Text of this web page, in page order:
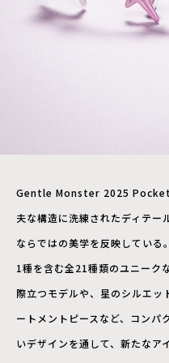
Gentle Monster 2025 Pocket
夫な構造に洗練されたディテ
ならではの美学を反映してい
1種を含む全21種類のユニーク
際立つモデルや、星のシルエッ
ートメントピースなど、コンパ
いデザインを通して、新たなア